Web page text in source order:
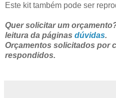
Este kit também pode ser
Quer solicitar um
leitura da páginas dúvidas.
Orçamentos solicitados por
respondidos.